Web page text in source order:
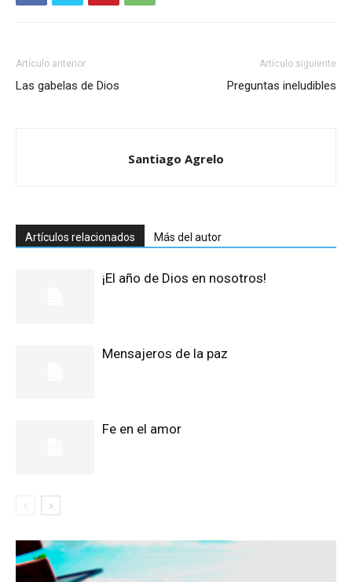
Artículo anterior
Las gabelas de Dios
Artículo siguiente
Preguntas ineludibles
Santiago Agrelo
Artículos relacionados Más del autor
¡El año de Dios en nosotros!
Mensajeros de la paz
Fe en el amor